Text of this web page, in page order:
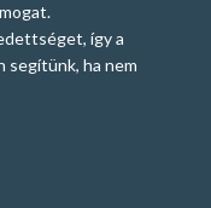
így a
segítünk, ha nem